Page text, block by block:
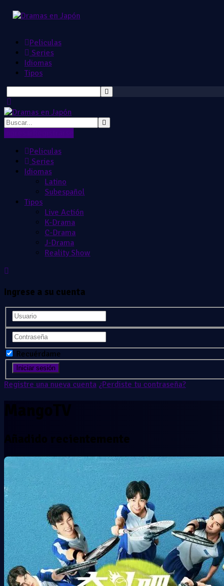
Peliculas
Series
Idiomas
Tipos
Peliculas
Series
Idiomas
Latino
Subespañol
Tipos
Live Actión
K-Drama
C-Drama
J-Drama
Reality Show
Ingrese a su cuenta
Recuérdame
Registre una nueva cuenta ¿Perdiste tu contraseña?
Añadido recientemente